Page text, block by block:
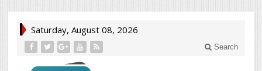
Saturday, August 08, 2026
Search